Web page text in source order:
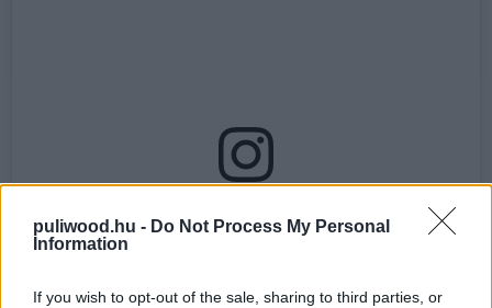
puliwood.hu - Do Not Process My Personal
Information
If you wish to opt-out of the sale, sharing to third parties, or